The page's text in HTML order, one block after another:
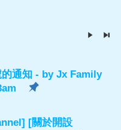
通知 - by Jx Family
[關於開設